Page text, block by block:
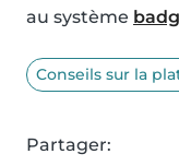
au système
Conseils sur la
Partager: